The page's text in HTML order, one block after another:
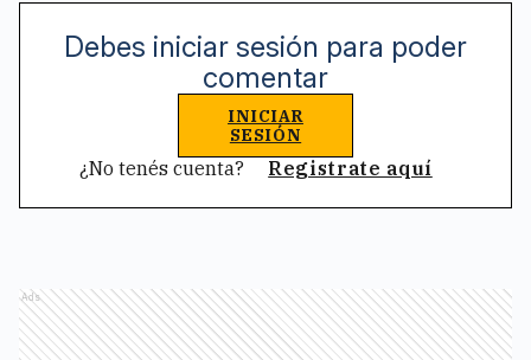
Debes iniciar sesión para poder
comentar
INICIAR
SESIÓN
¿No tenés cuenta? Registrate aquí
Ads